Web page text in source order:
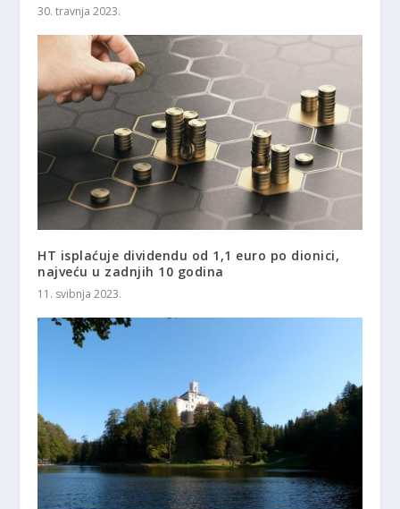
30. travnja 2023.
HT isplaćuje dividendu od 1,1 euro po dionici,
najveću u zadnjih 10 godina
11. svibnja 2023.